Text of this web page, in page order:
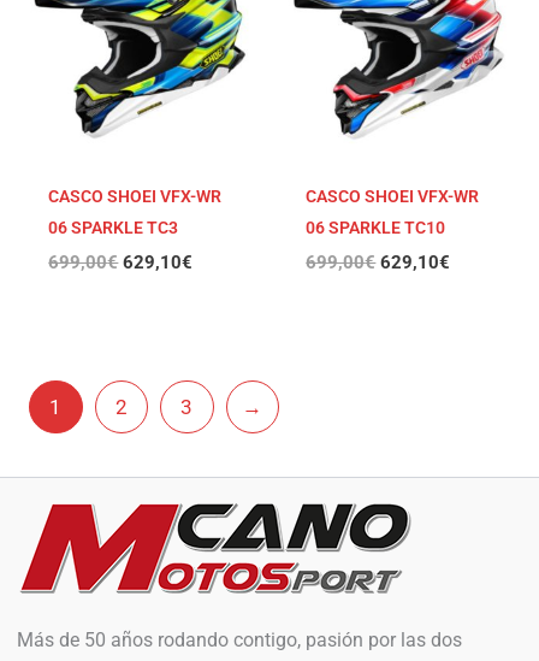
CASCO SHOEI VFX-WR
06 SPARKLE TC3
699,00€
era:
699,00€.
629,10€
es:
629,10€.
CASCO SHOEI VFX-WR
06 SPARKLE TC10
699,00€
era:
699,00€.
629,10€
es:
629,10€.
1 2 3 →
Más de 50 años rodando contigo, pasión por las dos